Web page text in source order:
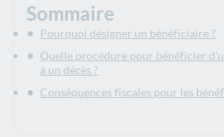
Sommaire
Pourquoi désigner un bénéficiaire ?
Quelle procédure pour bénéficier
à un décès ?
Conséquences fiscales pour les